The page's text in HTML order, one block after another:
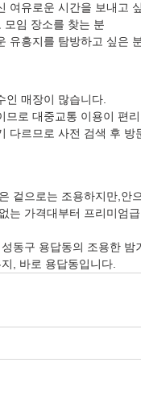
여유로운 시간을 보내고
모임 장소를 찾는 분
유흥지를 탐방하고 싶은
인 매장이 많습니다.
므로 대중교통 이용이 편
다르므로 사전 검색 후 방
은 겉으로는 조용하지만,안
는 가격대부터 프리미엄
동구 용답동의 조용한
, 바로 용답동입니다.